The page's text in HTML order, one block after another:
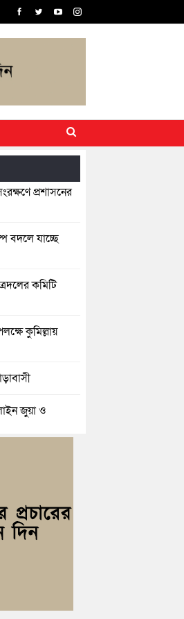
প্রশাসনের
বদলে যাচ্ছে
কমিটি
কুমিল্লায়
জুয়া ও
১৫ লাখ টাকার